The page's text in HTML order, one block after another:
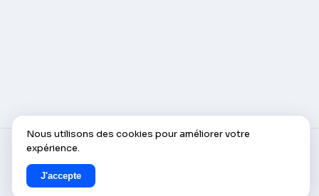
© AlleCam 2016–2026 — Votre billet virtuel pour
l'Europe : découvrez-le avec les webcams en direct
Nous utilisons des cookies pour améliorer votre
expérience.
J'accepte